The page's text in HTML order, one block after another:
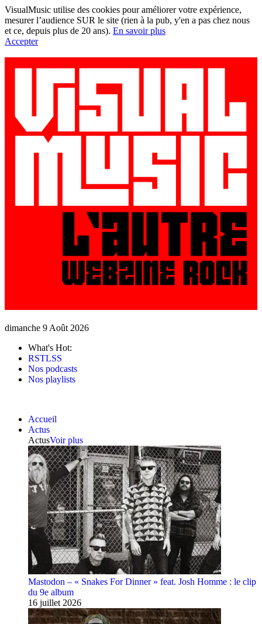
VisualMusic utilise des cookies pour améliorer votre expérience,
mesurer l’audience SUR le site (rien à la pub, y'en a pas chez nous
et ce, depuis plus de 20 ans). En savoir plus
Accepter
dimanche 9 Août 2026
What's Hot:
RSTLSS
Nos podcasts
Nos playlists
Accueil
Actus
ActusVoir plus
Mastodon – « Snakes For Dinner » feat. Josh Homme : le clip
du 9e album
16 juillet 2026